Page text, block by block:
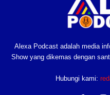
Alexa Podcast adalah media
Show yang dikemas dengan
Hubungi kami: